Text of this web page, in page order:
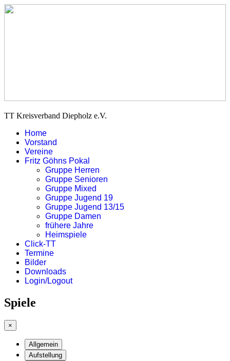
TT Kreisverband Diepholz e.V.
Home
Vorstand
Vereine
Fritz Göhns Pokal
Gruppe Herren
Gruppe Senioren
Gruppe Mixed
Gruppe Jugend 19
Gruppe Jugend 13/15
Gruppe Damen
frühere Jahre
Heimspiele
Click-TT
Termine
Bilder
Downloads
Login/Logout
Spiele
×
Allgemein
Aufstellung